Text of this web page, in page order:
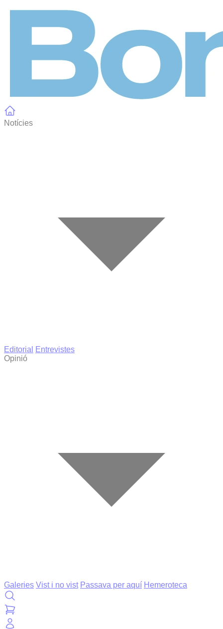
Notícies
Editorial
Entrevistes
Opinió
Galeries Vist i no vist Passava per aquí Hemeroteca